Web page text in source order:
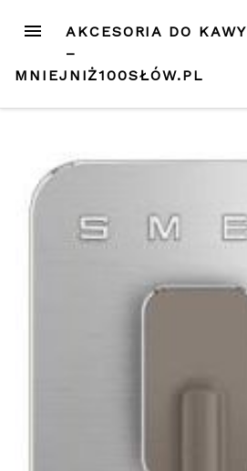
treści
MENU
AKCESORIA DO KAWY
–
MNIEJNIŻ100SŁÓW.PL